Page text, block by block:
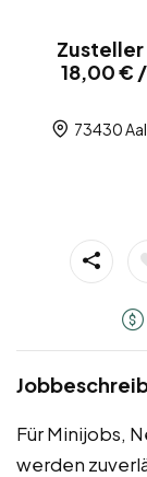
18,00 €
73430
Für Minijobs,
werden